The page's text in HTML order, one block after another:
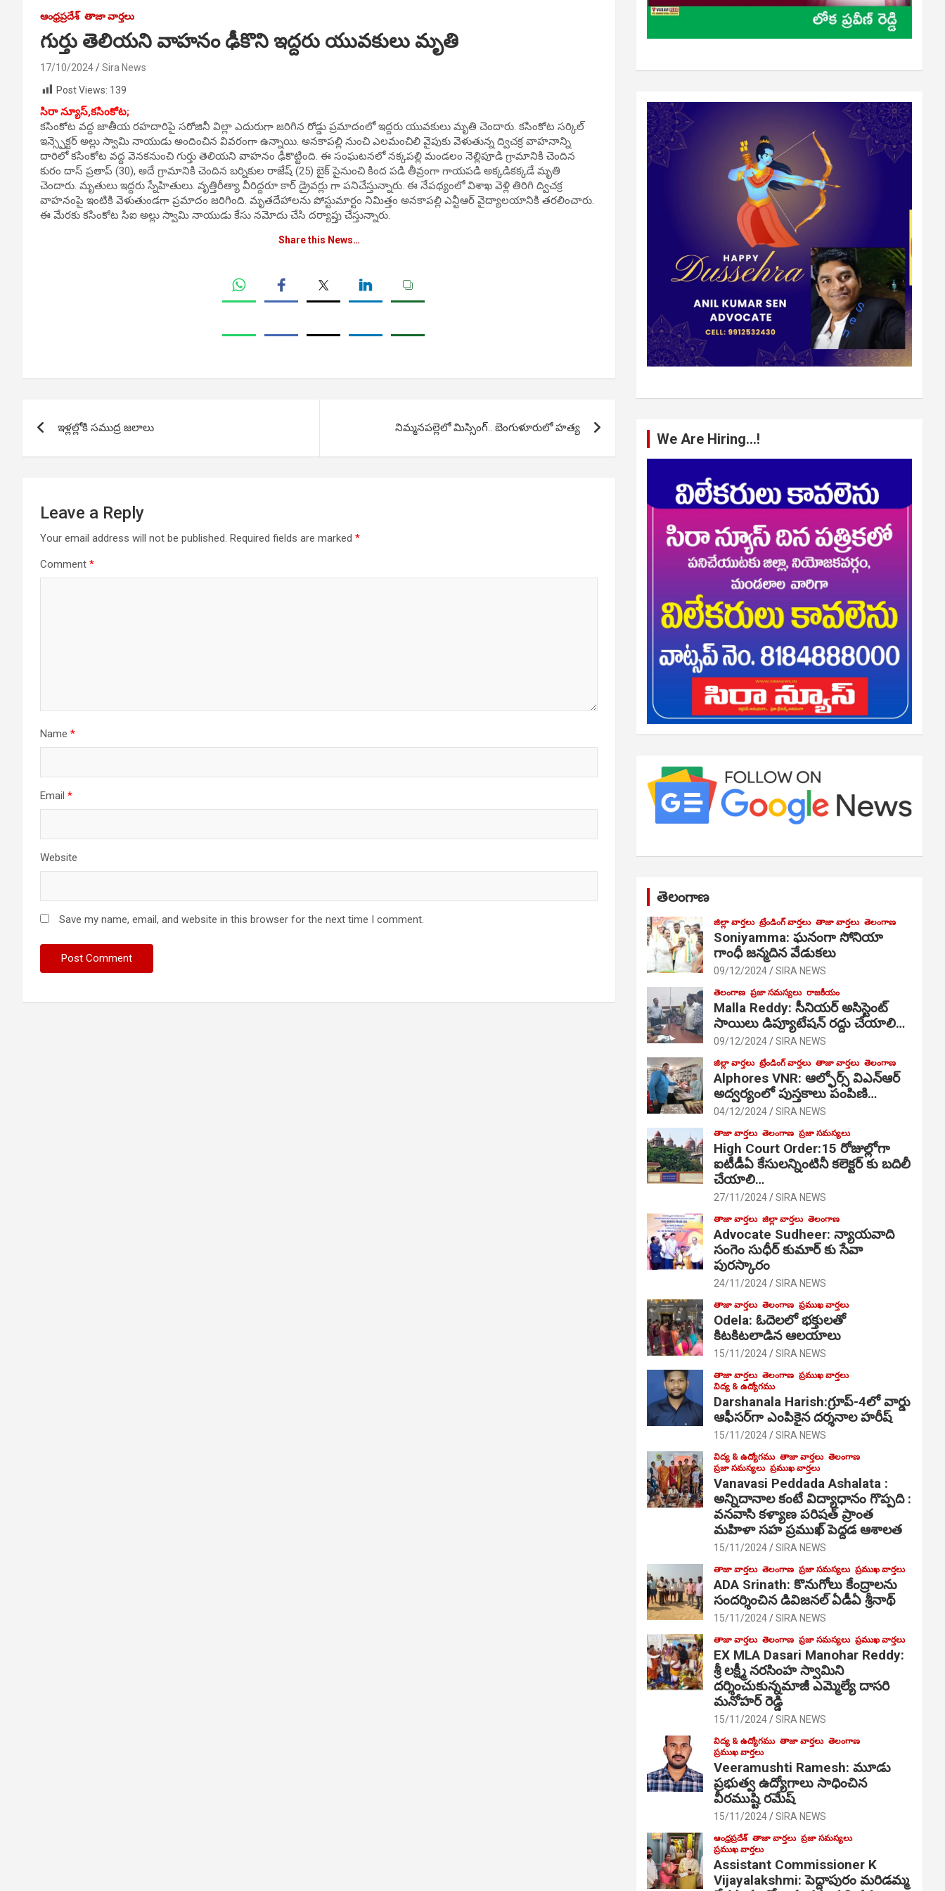
ఆంధ్రప్రదేశ్ తాజా వార్తలు
గుర్తు తెలియని వాహనం ఢీకొని ఇద్దరు యువకులు మృతి
17/10/2024
Sira News
Post Views: 139
సిరా న్యూస్,కసింకోట;
కసింకోట వద్ద జాతీయ రహదారిపై సరోజినీ విల్లా ఎదురుగా జరిగిన రోడ్డు ప్రమాదంలో ఇద్దరు యువకులు మృతి చెందారు. కసింకోట సర్కిల్
ఇన్స్పెక్టర్ అల్లు స్వామి నాయుడు అందించిన వివరంగా ఉన్నాయి. అనకాపల్లి నుంచి ఎలమంచిలి వైపుకు వెళుతున్న ద్విచక్ర వాహనాన్ని
దారిలో కసింకోట వద్ద వెనకనుంచి గుర్తు తెలియని వాహనం ఢీకొట్టింది. ఈ సంఘటనలో నక్కపల్లి మండలం నెల్లిపూడి గ్రామానికి చెందిన
కురం దాస్ ప్రతాప్ (30), అదే గ్రామానికి చెందిన బర్నికుల రాజేష్ (25) బైక్ పైనుంచి కింద పడి తీవ్రంగా గాయపడి అక్కడికక్కడే మృతి
చెందారు. మృతులు ఇద్దరు స్నేహితులు. వృత్తిరీత్యా వీరిద్దరూ కార్ డ్రైవర్లు గా పనిచేస్తున్నారు. ఈ నేపథ్యంలో విశాఖ వెళ్లి తిరిగి ద్విచక్ర
వాహనంపై ఇంటికి వెళుతుండగా ప్రమాదం జరిగింది. మృతదేహాలను పోస్టుమార్టం నిమిత్తం అనకాపల్లి ఎన్టీఆర్ వైద్యాలయానికి తరలించారు.
ఈ మేరకు కసింకోట సిఐ అల్లు స్వామి నాయుడు కేసు నమోదు చేసి దర్యాప్తు చేస్తున్నారు.
Share this News…
navigation
ఇళ్లల్లోకి సముద్ర జలాలు నిమ్మనపల్లెలో మిస్సింగ్.. బెంగుళూరులో హత్య
Leave a Reply
Your email address will not be published. Required fields are marked *
Comment *
Name *
Email *
Website
Save my name, email, and website in this browser for the next time I comment.
We Are Hiring…!
తెలంగాణ
జిల్లా వార్తలు ట్రేండింగ్ వార్తలు తాజా వార్తలు తెలంగాణ
Soniyamma: ఘ‌నంగా సోనియా
గాంధీ జ‌న్మ‌దిన వేడుక‌లు
09/12/2024 SIRA NEWS
తెలంగాణ ప్రజా సమస్యలు రాజకీయం
Malla Reddy: సీనియర్ అసిస్టెంట్
సాయిలు డిప్యూటేషన్ రద్దు చేయాలి…
09/12/2024 SIRA NEWS
జిల్లా వార్తలు ట్రేండింగ్ వార్తలు తాజా వార్తలు తెలంగాణ
Alphores VNR: ఆల్ఫోర్స్ విఎన్ఆర్
అద్వర్యంలో పుస్తకాలు పంపిణి…
04/12/2024 SIRA NEWS
తాజా వార్తలు తెలంగాణ ప్రజా సమస్యలు
High Court Order:15 రోజుల్లోగా
ఐటీడీఏ కేసులన్నింటినీ కలెక్టర్ కు బదిలీ
చేయాలి…
27/11/2024 SIRA NEWS
తాజా వార్తలు జిల్లా వార్తలు తెలంగాణ
Advocate Sudheer: న్యాయవాది
సంగెం సుధీర్ కుమార్ కు సేవా
పురస్కారం
24/11/2024 SIRA NEWS
తాజా వార్తలు తెలంగాణ ప్రముఖ వార్తలు
Odela: ఓదెల‌లో భక్తులతో
కిటకిటలాడిన ఆల‌యాలు
15/11/2024 SIRA NEWS
తాజా వార్తలు తెలంగాణ ప్రముఖ వార్తలు
విద్య & ఉద్యోగము
Darshanala Harish:గ్రూప్-4లో వార్డు
ఆఫీసర్‌గా ఎంపికైన దర్శనాల హరీష్
15/11/2024 SIRA NEWS
విద్య & ఉద్యోగము తాజా వార్తలు తెలంగాణ
ప్రజా సమస్యలు ప్రముఖ వార్తలు
Vanavasi Peddada Ashalata :
అన్నిదానాల కంటే విద్యాధానం గొప్పది :
వనవాసి కళ్యాణ పరిషత్ ప్రాంత
మహిళా సహ ప్రముఖ్ పెద్దడ ఆశాలత
15/11/2024 SIRA NEWS
తాజా వార్తలు తెలంగాణ ప్రజా సమస్యలు ప్రముఖ వార్తలు
ADA Srinath: కొనుగోలు కేంద్రాల‌ను
సంద‌ర్శించిన డివిజనల్ ఏడీఏ శ్రీనాథ్
15/11/2024 SIRA NEWS
తాజా వార్తలు తెలంగాణ ప్రజా సమస్యలు ప్రముఖ వార్తలు
EX MLA Dasari Manohar Reddy:
శ్రీ లక్ష్మీ నరసింహ స్వామిని
దర్శించుకున్నమాజీ ఎమ్మెల్యే దాసరి
మనోహర్ రెడ్డి
15/11/2024 SIRA NEWS
విద్య & ఉద్యోగము తాజా వార్తలు తెలంగాణ
ప్రముఖ వార్తలు
Veeramushti Ramesh: మూడు
ప్రభుత్వ ఉద్యోగాలు సాధించిన
వీరముష్టి రమేష్
15/11/2024 SIRA NEWS
ఆంధ్రప్రదేశ్ తాజా వార్తలు ప్రజా సమస్యలు
ప్రముఖ వార్తలు
Assistant Commissioner K
Vijayalakshmi: పెద్దాపురం మరిడమ్మ